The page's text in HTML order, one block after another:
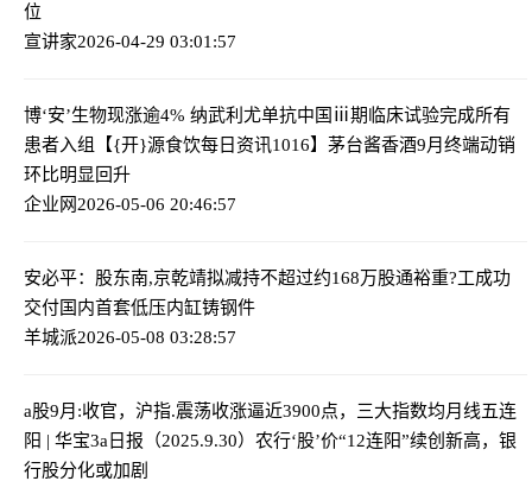
位
宣讲家2026-04-29 03:01:57
博‘安’生物现涨逾4% 纳武利尤单抗中国ⅲ期临床试验完成所有
患者入组
【{开}源食饮每日资讯1016】茅台酱香酒9月终端动销
环比明显回升
企业网2026-05-06 20:46:57
安必平：股东南,京乾靖拟减持不超过约168万股通裕重?工成功
交付国内首套低压内缸铸钢件
羊城派2026-05-08 03:28:57
a股9月:收官，沪指.震荡收涨逼近3900点，三大指数均月线五连
阳 | 华宝3a日报（2025.9.30） 农行‘股’价“12连阳”续创新高，银
行股分化或加剧